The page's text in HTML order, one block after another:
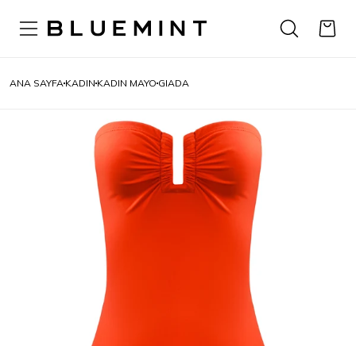
ANA SAYFA KADIN KADIN MAYO GIADA